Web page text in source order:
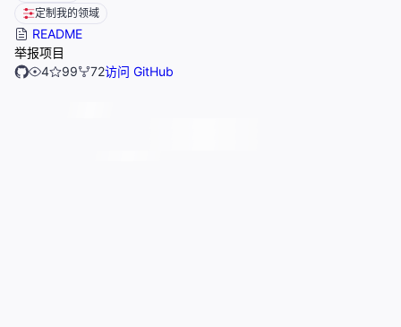
定制我的领域
README
举报项目
4
99 72访问 GitHub